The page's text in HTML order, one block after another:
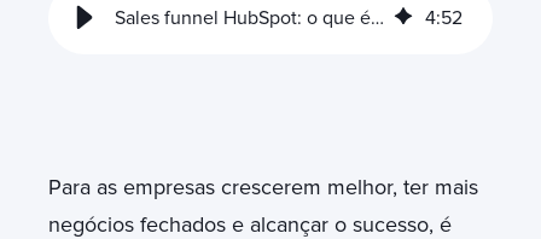
Sales funnel HubSpot: o que é e como pode te ajudar 4:52
Para as empresas crescerem melhor, ter mais
negócios fechados e alcançar o sucesso, é